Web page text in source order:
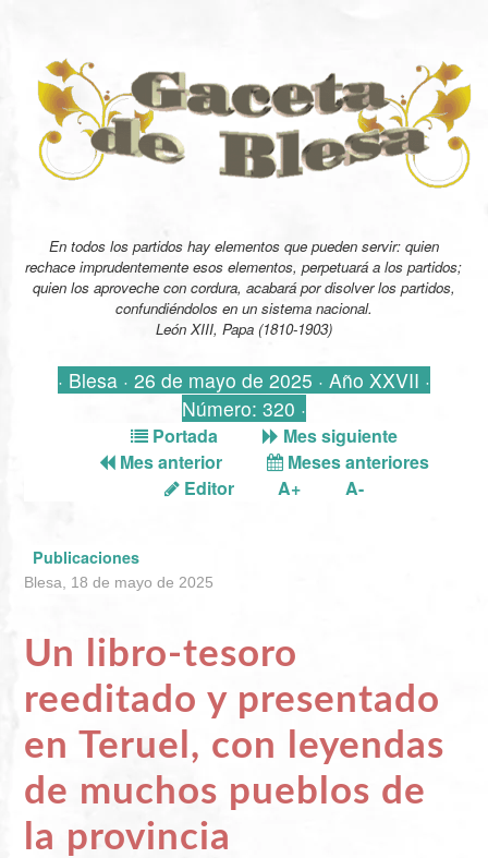
En todos los partidos hay elementos que pueden servir: quien
rechace imprudentemente esos elementos, perpetuará a los partidos;
quien los aproveche con cordura, acabará por disolver los partidos,
confundiéndolos en un sistema nacional.
León XIII, Papa (1810-1903)
· Blesa · 26 de mayo de 2025 · Año XXVII ·
Número: 320 ·
Portada
Mes siguiente
Mes anterior
Meses anteriores
Editor
A+ A-
Publicaciones
Blesa, 18 de mayo de 2025
Un libro-tesoro
reeditado y presentado
en Teruel, con leyendas
de muchos pueblos de
la provincia